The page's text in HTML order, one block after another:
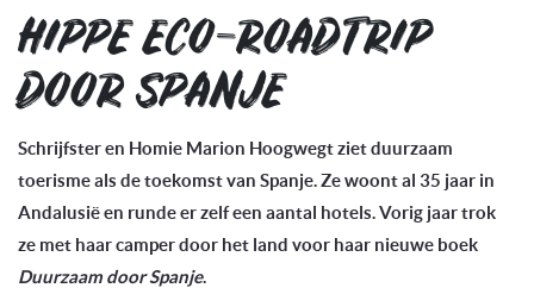
HIPPE ECO-ROADTRIP
DOOR SPANJE
Schrijfster en Homie Marion Hoogwegt ziet duurzaam
toerisme als de toekomst van Spanje. Ze woont al 35 jaar in
Andalusië en runde er zelf een aantal hotels. Vorig jaar trok
ze met haar camper door het land voor haar nieuwe boek
Duurzaam door Spanje.